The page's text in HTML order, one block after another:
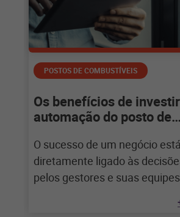
POSTOS DE COMBUSTÍVEIS
Os benefícios de
automação do posto de
O sucesso de um negócio está
diretamente ligado às
pelos gestores e suas